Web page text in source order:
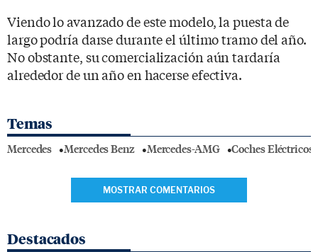
Viendo lo avanzado de este modelo, la puesta de
largo podría darse durante el último tramo del año.
No obstante, su comercialización aún tardaría
alrededor de un año en hacerse efectiva.
Temas
Mercedes Mercedes Benz Mercedes-AMG Coches Eléctricos
MOSTRAR COMENTARIOS
Destacados